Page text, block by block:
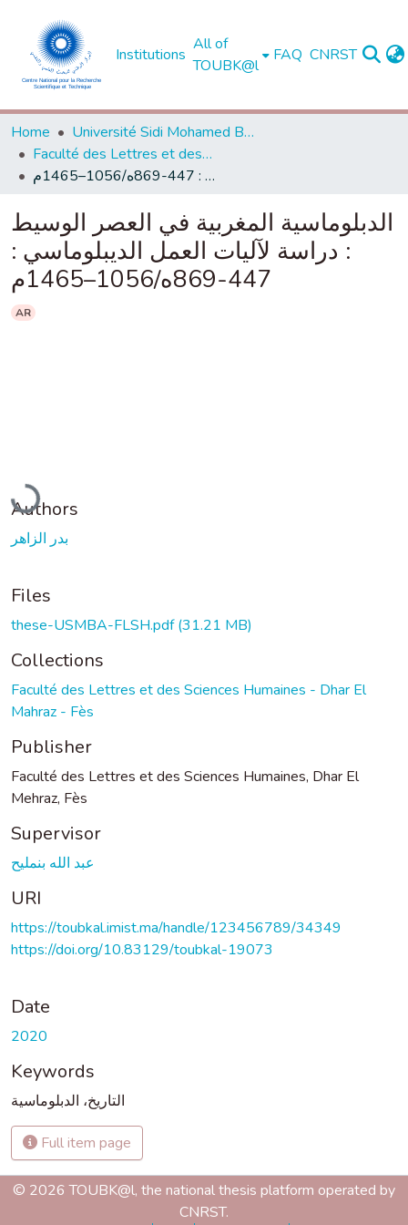
Institutions
All of
TOUBK@l
FAQ CNRST
Home
Université Sidi Mohamed Ben Abdellah de Fès
Faculté des Lettres et des Sciences Humaines - Dhar El Mahraz - Fès
الدبلوماسية المغربية في العصر الوسيط : دراسة لآليات العمل الديبلوماسي : 447-869ه/1056–1465م
الدبلوماسية المغربية في العصر الوسيط
: دراسة لآليات العمل الديبلوماسي :
447-869ه/1056–1465م
AR
Loading...
Authors
بدر الزاهر
Files
these-USMBA-FLSH.pdf(31.21 MB)
Collections
Faculté des Lettres et des Sciences Humaines - Dhar El
Mahraz - Fès
Publisher
Faculté des Lettres et des Sciences Humaines, Dhar El
Mehraz, Fès
Supervisor
عبد الله بنمليح
URI
https://toubkal.imist.ma/handle/123456789/34349
https://doi.org/10.83129/toubkal-19073
Date
2020
Keywords
التاريخ، الدبلوماسية
Full item page
© 2026 TOUBK@l, the national thesis platform operated by
CNRST.